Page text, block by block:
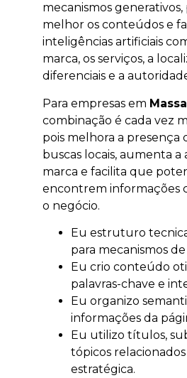
mecanismos
melhor os conteúdos e
inteligências artificiais
marca, os serviços, a
diferenciais e a
Para empresas em
combinação é cada vez
pois melhora a presença
buscas locais, aumenta
marca e facilita que
encontrem informações
o negócio.
Eu estruturo
para mecanismos
Eu crio conteúdo
palavras-chave e
Eu organizo
informações da
Eu utilizo títulos,
tópicos
estratégica.